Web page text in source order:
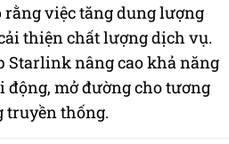
rằng việc tăng dung lượng
thiện chất lượng dịch vụ.
Starlink nâng cao khả năng
mở đường cho tương
truyền thống.